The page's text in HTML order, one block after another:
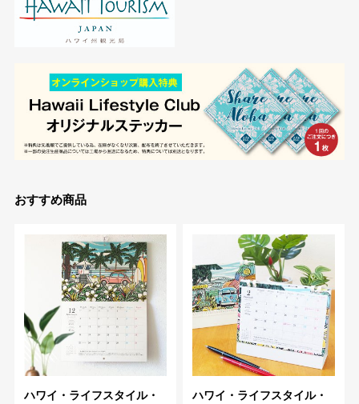
おすすめ商品
ハワイ・ライフスタイル・
ハワイ・ライフスタイル・